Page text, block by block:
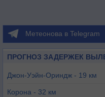
Метеонова в Telegram
ПРОГНОЗ ЗАДЕРЖЕК
Джон-Уэйн-Ориндж - 19 км
Корона - 32 км